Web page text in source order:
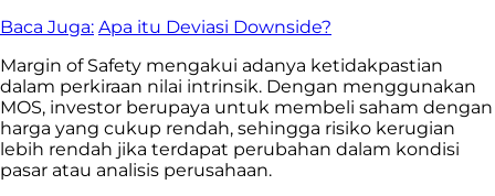
Baca Juga: Apa itu Deviasi Downside?
Margin of Safety mengakui adanya ketidakpastian
dalam perkiraan nilai intrinsik. Dengan menggunakan
MOS, investor berupaya untuk membeli saham dengan
harga yang cukup rendah, sehingga risiko kerugian
lebih rendah jika terdapat perubahan dalam kondisi
pasar atau analisis perusahaan.